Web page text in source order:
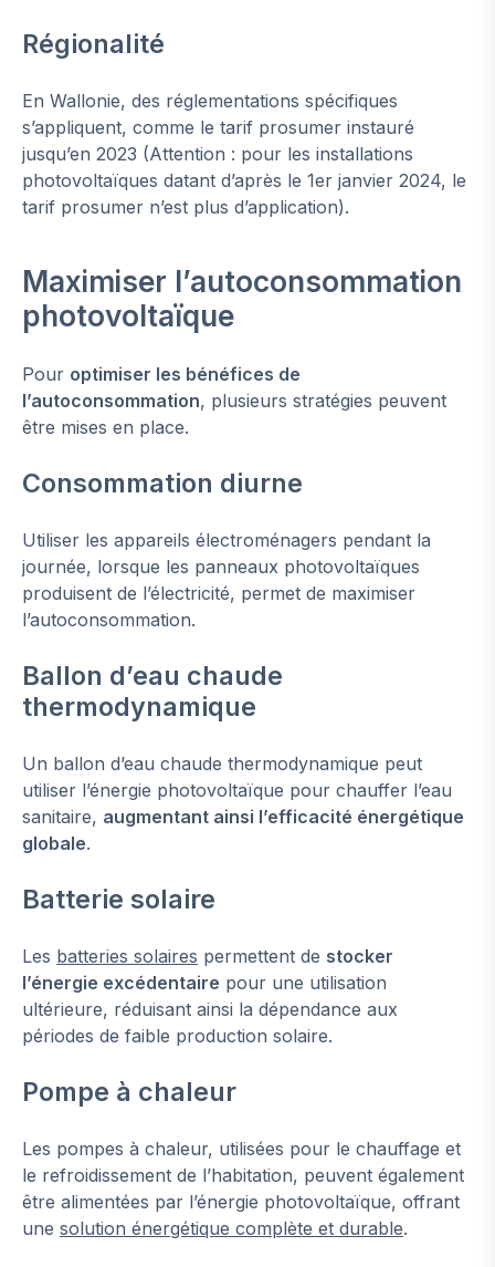
Régionalité
En Wallonie, des réglementations spécifiques
s’appliquent, comme le tarif prosumer instauré
jusqu’en 2023 (Attention : pour les installations
photovoltaïques datant d’après le 1er janvier 2024, le
tarif prosumer n’est plus d’application).
Maximiser l’autoconsommation
photovoltaïque
Pour optimiser les bénéfices de
l’autoconsommation, plusieurs stratégies peuvent
être mises en place.
Consommation diurne
Utiliser les appareils électroménagers pendant la
journée, lorsque les panneaux photovoltaïques
produisent de l’électricité, permet de maximiser
l’autoconsommation.
Ballon d’eau chaude
thermodynamique
Un ballon d’eau chaude thermodynamique peut
utiliser l’énergie photovoltaïque pour chauffer l’eau
sanitaire, augmentant ainsi l’efficacité énergétique
globale.
Batterie solaire
Les batteries solaires permettent de stocker
l’énergie excédentaire pour une utilisation
ultérieure, réduisant ainsi la dépendance aux
périodes de faible production solaire.
Pompe à chaleur
Les pompes à chaleur, utilisées pour le chauffage et
le refroidissement de l’habitation, peuvent également
être alimentées par l’énergie photovoltaïque, offrant
une solution énergétique complète et durable.